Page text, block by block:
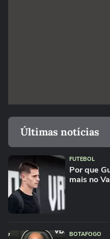
Últimas notícias
FUTEBOL
Por que
mais no
BOTAFOGO